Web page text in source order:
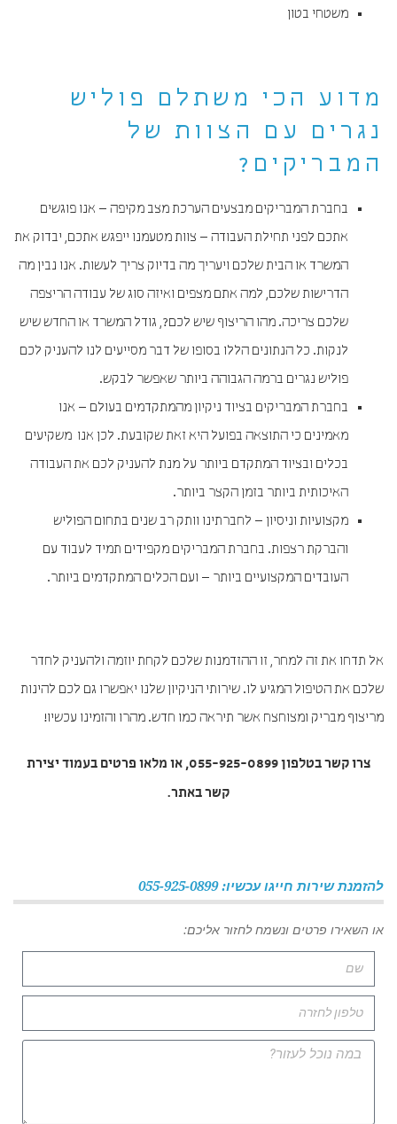
משטחי בטון
מדוע הכי משתלם פוליש
נגרים עם הצוות של
המבריקים?
בחברת המבריקים מבצעים הערכת מצב מקיפה – אנו פוגשים
אתכם לפני תחילת העבודה – צוות מטעמנו ייפגש אתכם, יבדוק את
המשרד או הבית שלכם ויעריך מה בדיוק צריך לעשות. אנו נבין מה
הדרישות שלכם, למה אתם מצפים ואיזה סוג של עבודה הריצפה
שלכם צריכה. מהו הריצוף שיש לכם?, גודל המשרד או החדש שיש
לנקות. כל הנתונים הללו בסופו של דבר מסייעים לנו להעניק לכם
פוליש נגרים ברמה הגבוהה ביותר שאפשר לבקש.
בחברת המבריקים בציוד ניקיון מהמתקדמים בעולם – אנו
מאמינים כי התוצאה בפועל היא זאת שקובעת. לכן אנו משקיעים
בכלים ובציוד המתקדם ביותר על מנת להעניק לכם את העבודה
האיכותית ביותר בזמן הקצר ביותר.
מקצועיות וניסיון – לחברתינו וותק רב שנים בתחום הפוליש
והברקת רצפות. בחברת המבריקים מקפידים תמיד לעבוד עם
העובדים המקצועיים ביותר – ועם הכלים המתקדמים ביותר.
אל תדחו את זה למחר, זו ההזדמנות שלכם לקחת יוזמה ולהעניק לחדר
שלכם את הטיפול המגיע לו. שירותי הניקיון שלנו יאפשרו גם לכם להינות
מריצוף מבריק ומצוחצח אשר תיראה כמו חדש. מהרו והזמינו עכשיו!
צרו קשר בטלפון 055-925-0899, או מלאו פרטים בעמוד יצירת
קשר באתר.
להזמנת שירות חייגו עכשיו: 055-925-0899
או השאירו פרטים ונשמח לחזור אליכם: